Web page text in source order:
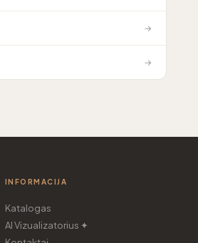
→
→
INFORMACIJA
Katalogas
AI Vizualizatorius ✦